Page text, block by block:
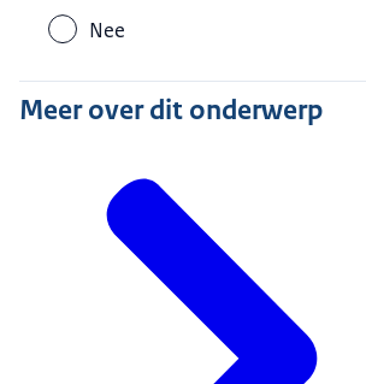
Nee
Meer over dit onderwerp